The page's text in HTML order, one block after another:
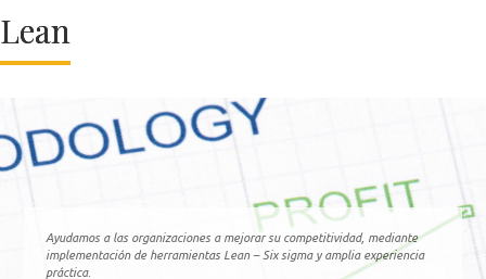
Lean
Ayudamos a las organizaciones a mejorar su competitividad, mediante
implementación de herramientas Lean – Six sigma y amplia experiencia
práctica.